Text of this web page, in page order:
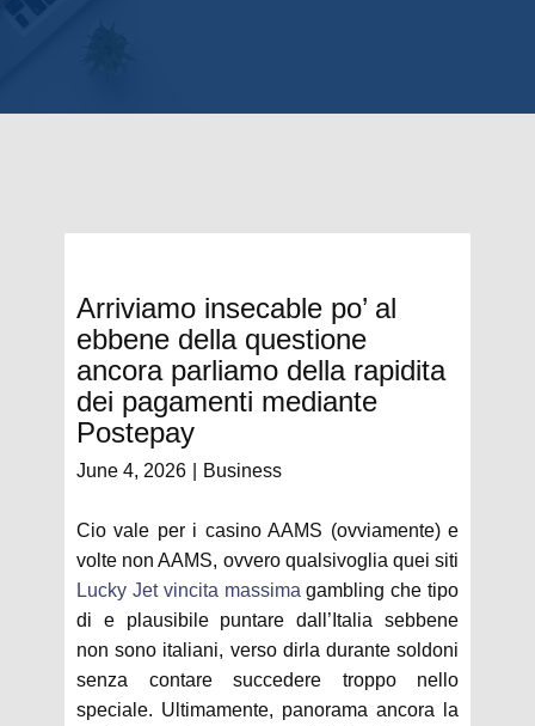
Arriviamo insecable po’ al
ebbene della questione
ancora parliamo della rapidita
dei pagamenti mediante
Postepay
June 4, 2026 Business
Cio vale per i casino AAMS (ovviamente) e
volte non AAMS, ovvero qualsivoglia quei siti
Lucky Jet vincita massima gambling che tipo
di e plausibile puntare dall’Italia sebbene
non sono italiani, verso dirla durante soldoni
senza contare succedere troppo nello
speciale. Ultimamente, panorama ancora la